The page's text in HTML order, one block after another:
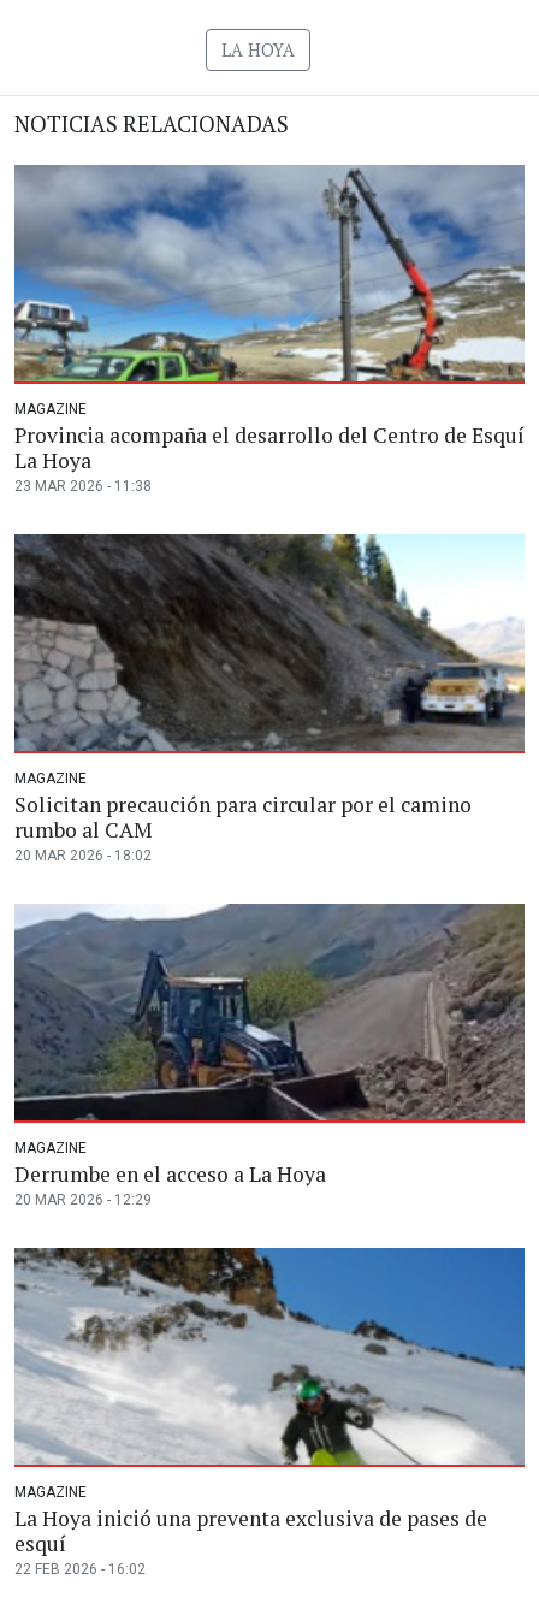
LA HOYA
NOTICIAS RELACIONADAS
MAGAZINE
Provincia acompaña el desarrollo del Centro de Esquí
La Hoya
23 MAR 2026 - 11:38
MAGAZINE
Solicitan precaución para circular por el camino
rumbo al CAM
20 MAR 2026 - 18:02
MAGAZINE
Derrumbe en el acceso a La Hoya
20 MAR 2026 - 12:29
MAGAZINE
La Hoya inició una preventa exclusiva de pases de
esquí
22 FEB 2026 - 16:02